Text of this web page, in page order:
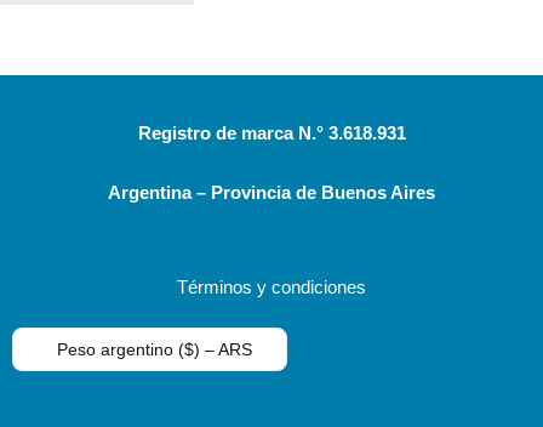
Registro de marca N.° 3.618.931
Argentina – Provincia de Buenos Aires
Términos y condiciones
Peso argentino ($) – ARS